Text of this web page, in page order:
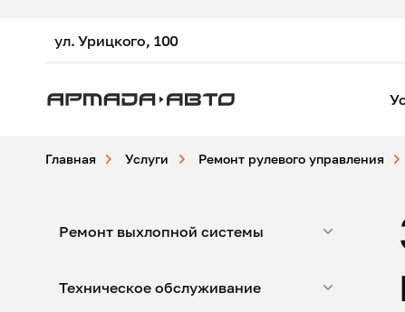
ул. Урицкого, 100
Главная Услуги Ремонт рулевого управления
Ремонт выхлопной системы
Техническое обслуживание